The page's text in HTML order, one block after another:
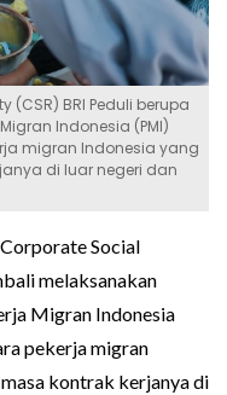
(CSR) BRI Peduli berupa
Indonesia (PMI)
migran Indonesia yang
di luar negeri dan
Social
melaksanakan
Migran Indonesia
pekerja migran
kontrak kerjanya di